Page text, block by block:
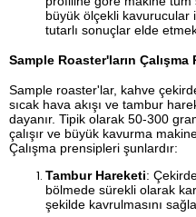
büyük ölçekli
tutarlı sonuçlar elde
Sample Roaster'ların Çalışma
Sample roaster'lar, kahve
sıcak hava akışı ve tambur
dayanır. Tipik olarak 50-300
çalışır ve büyük kavurma
Çalışma prensipleri şunlardır:
Tambur Hareketi:
bölmede sürekli olarak
şekilde kavrulmasını